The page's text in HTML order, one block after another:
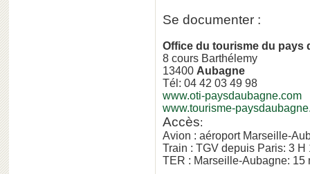
Se documenter :
Office du tourisme du pays
8 cours Barthélemy
13400 Aubagne
Tél: 04 42 03 49 98
www.oti-paysdaubagne.com
www.tourisme-
Accès:
Avion : aéroport Marseille-
Train : TGV depuis Paris: 3 H
TER : Marseille-Aubagne: 15